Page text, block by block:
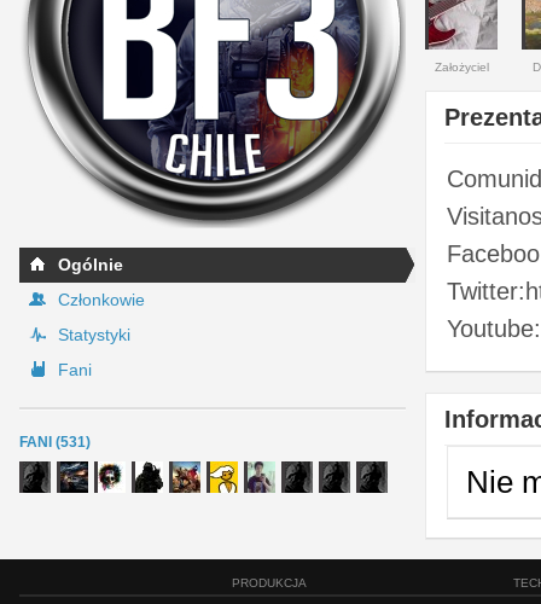
Ogólnie
Członkowie
Statystyki
Fani
FANI (531)
Założyciel
Nie
PRODUKCJA